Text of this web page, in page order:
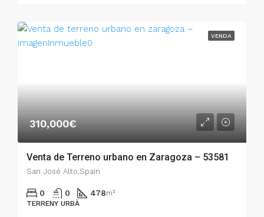
VENDA
310,000€
Venta de Terreno urbano en Zaragoza – 53581
San José Alto,Spain
0 0 478m²
TERRENY URBÀ